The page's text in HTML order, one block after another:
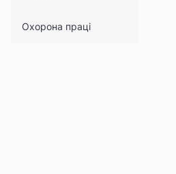
Охорона праці